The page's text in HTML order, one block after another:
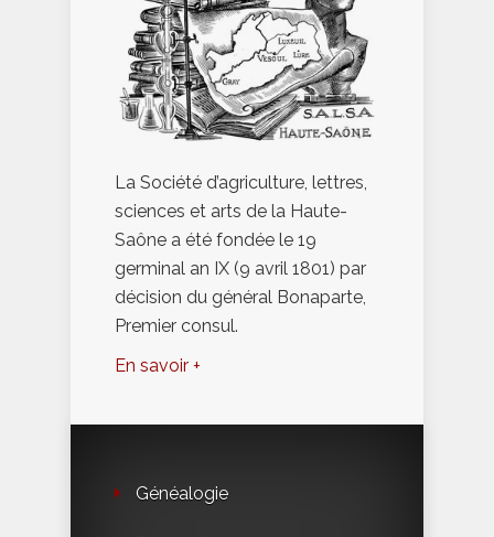
La Société d’agriculture, lettres,
sciences et arts de la Haute-
Saône a été fondée le 19
germinal an IX (9 avril 1801) par
décision du général Bonaparte,
Premier consul.
En savoir +
Généalogie